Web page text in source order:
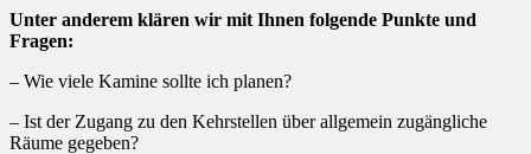
Unter anderem klären wir mit Ihnen folgende Punkte und
Fragen:
– Wie viele Kamine sollte ich planen?
– Ist der Zugang zu den Kehrstellen über allgemein zugängliche
Räume gegeben?